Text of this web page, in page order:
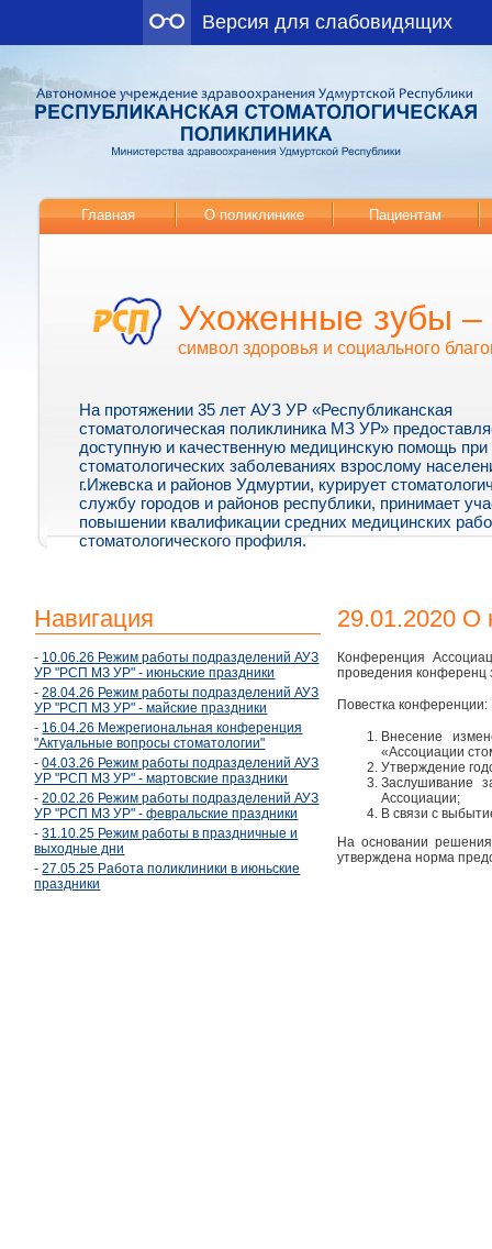
Версия для слабовидящих
Главная О поликлинике Пациентам
Ухоженные зубы –
символ здоровья и социального
На протяжении 35 лет АУЗ УР «Республиканская
стоматологическая поликлиника МЗ УР»
доступную и качественную медицинскую помощь при
стоматологических заболеваниях взрослому
г.Ижевска и районов Удмуртии, курирует
службу городов и районов республики, принимает
повышении квалификации средних медицинских
стоматологического профиля.
Навигация
- 10.06.26 Режим работы подразделений АУЗ
УР "РСП МЗ УР" - июньские праздники
-28.04.26 Режим работы подразделений АУЗ
УР "РСП МЗ УР" - майские праздники
- 16.04.26 Межрегиональная конференция
"Актуальные вопросы стоматологии"
-04.03.26 Режим работы подразделений АУЗ
УР "РСП МЗ УР" - мартовские праздники
-20.02.26 Режим работы подразделений АУЗ
УР "РСП МЗ УР" - февральские праздники
-31.10.25 Режим работы в праздничные и
выходные дни
-27.05.25 Работа поликлиники в июньские
праздники
29.01.2020 О
Конференция
проведения
Повестка конференции:
Внесение
«Ассоциации
Утверждение
Заслушивание
Ассоциации;
В связи с
На основании
утверждена норма